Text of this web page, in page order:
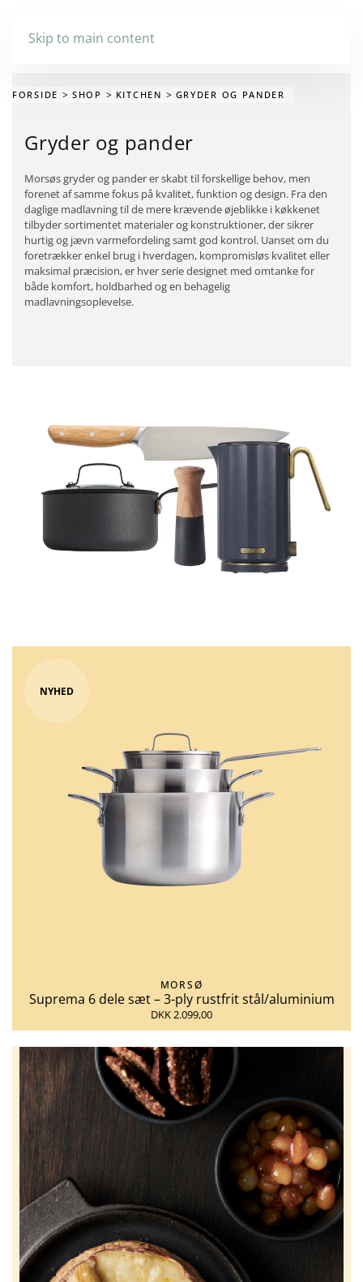
Skip to main content
FORSIDE SHOP KITCHEN GRYDER OG PANDER
Gryder og pander
Morsøs gryder og pander er skabt til forskellige behov, men
forenet af samme fokus på kvalitet, funktion og design. Fra den
daglige madlavning til de mere krævende øjeblikke i køkkenet
tilbyder sortimentet materialer og konstruktioner, der sikrer
hurtig og jævn varmefordeling samt god kontrol. Uanset om du
foretrækker enkel brug i hverdagen, kompromisløs kvalitet eller
maksimal præcision, er hver serie designet med omtanke for
både komfort, holdbarhed og en behagelig
madlavningsoplevelse.
NYHED
MORSØ
Suprema 6 dele sæt – 3-ply rustfrit stål/aluminium
DKK 2.099,00